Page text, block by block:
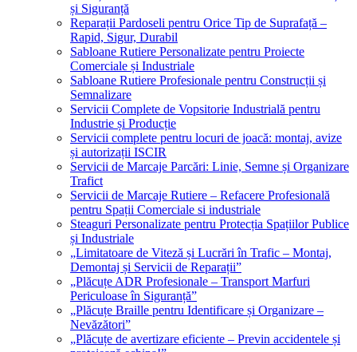
și Siguranță
Reparații Pardoseli pentru Orice Tip de Suprafață –
Rapid, Sigur, Durabil
Sabloane Rutiere Personalizate pentru Proiecte
Comerciale și Industriale
Sabloane Rutiere Profesionale pentru Construcții și
Semnalizare
Servicii Complete de Vopsitorie Industrială pentru
Industrie și Producție
Servicii complete pentru locuri de joacă: montaj, avize
și autorizații ISCIR
Servicii de Marcaje Parcări: Linie, Semne și Organizare
Trafict
Servicii de Marcaje Rutiere – Refacere Profesională
pentru Spații Comerciale si industriale
Steaguri Personalizate pentru Protecția Spațiilor Publice
și Industriale
„Limitatoare de Viteză și Lucrări în Trafic – Montaj,
Demontaj și Servicii de Reparații”
„Plăcuțe ADR Profesionale – Transport Marfuri
Periculoase în Siguranță”
„Plăcuțe Braille pentru Identificare și Organizare –
Nevăzători”
„Plăcuțe de avertizare eficiente – Previn accidentele și